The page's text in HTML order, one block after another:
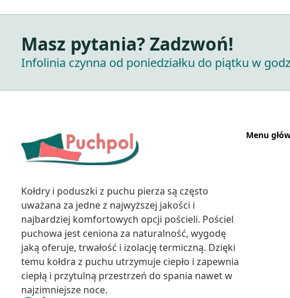
Masz pytania? Zadzwoń!
Infolinia czynna od poniedziałku do piątku w
Kołdry i poduszki z puchu pierza są często
uważana za jedne z najwyższej jakości i
najbardziej komfortowych opcji pościeli. Pościel
puchowa jest ceniona za naturalność, wygodę
jaką oferuje, trwałość i izolację termiczną. Dzięki
temu kołdra z puchu utrzymuje ciepło i zapewnia
ciepłą i przytulną przestrzeń do spania nawet w
najzimniejsze noce.
Menu